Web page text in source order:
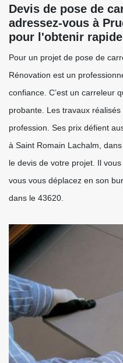
Devis de pose de
adressez-vous à
pour l'obtenir
Pour un projet de pose de
Rénovation est un
confiance. C’est un carreleur
probante. Les travaux
profession. Ses prix défient
à Saint Romain Lachalm,
le devis de votre projet. Il
vous vous déplacez en son
dans le 43620.